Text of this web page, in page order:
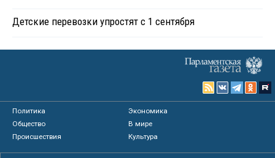
Детские перевозки упростят с 1 сентября
Политика
Экономика
Общество
В мире
Происшествия
Культура